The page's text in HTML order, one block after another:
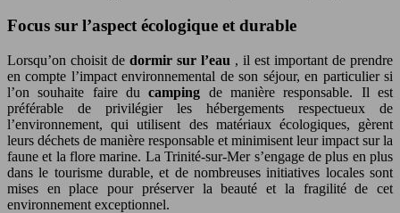
Focus sur l’aspect écologique et durable
Lorsqu’on choisit de dormir sur l’eau , il est important de prendre
en compte l’impact environnemental de son séjour, en particulier si
l’on souhaite faire ducamping de manière responsable. Il est
préférable de privilégier les hébergements respectueux de
l’environnement, qui utilisent des matériaux écologiques, gèrent
leurs déchets de manière responsable et minimisent leur impact sur la
faune et la flore marine. La Trinité-sur-Mer s’engage de plus en plus
dans le tourisme durable, et de nombreuses initiatives locales sont
mises en place pour préserver la beauté et la fragilité de cet
environnement exceptionnel.